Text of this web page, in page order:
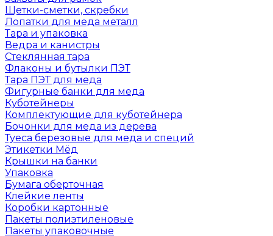
Щетки-сметки, скребки
Лопатки для меда металл
Тара и упаковка
Ведра и канистры
Стеклянная тара
Флаконы и бутылки ПЭТ
Тара ПЭТ для меда
Фигурные банки для меда
Куботейнеры
Комплектующие для куботейнера
Бочонки для меда из дерева
Туеса березовые для меда и специй
Этикетки Мёд
Крышки на банки
Упаковка
Бумага оберточная
Клейкие ленты
Коробки картонные
Пакеты полиэтиленовые
Пакеты упаковочные